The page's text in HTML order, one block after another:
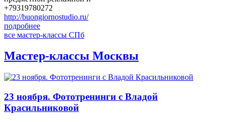
+79319780272
http://buongiornostudio.ru/
подробнее
все мастер-классы СПб
Мастер-классы Москвы
23 ноября. Фототренинги с Владой
Красильниковой